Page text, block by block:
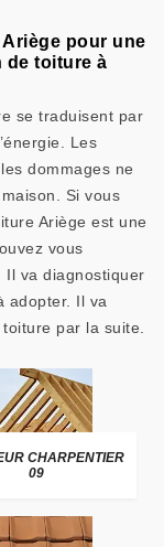
pour une
de toiture à
se traduisent par
Les
dommages ne
Si vous
Ariège est une
vous
Il va diagnostiquer
adopter. Il va
par la suite.
CHARPENTIER
09